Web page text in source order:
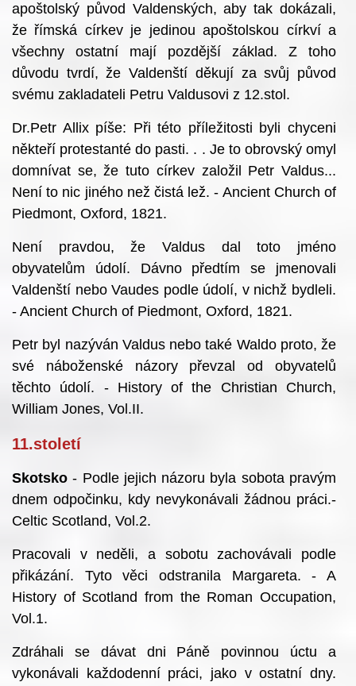
apoštolský původ Valdenských, aby tak dokázali,
že římská církev je jedinou apoštolskou církví a
všechny ostatní mají pozdější základ. Z toho
důvodu tvrdí, že Valdenští děkují za svůj původ
svému zakladateli Petru Valdusovi z 12.stol.
Dr.Petr Allix píše: Při této příležitosti byli chyceni
někteří protestanté do pasti. . . Je to obrovský omyl
domnívat se, že tuto církev založil Petr Valdus...
Není to nic jiného než čistá lež. - Ancient Church of
Piedmont, Oxford, 1821.
Není pravdou, že Valdus dal toto jméno
obyvatelům údolí. Dávno předtím se jmenovali
Valdenští nebo Vaudes podle údolí, v nichž bydleli.
- Ancient Church of Piedmont, Oxford, 1821.
Petr byl nazýván Valdus nebo také Waldo proto, že
své náboženské názory převzal od obyvatelů
těchto údolí. - History of the Christian Church,
William Jones, Vol.II.
11.století
Skotsko - Podle jejich názoru byla sobota pravým
dnem odpočinku, kdy nevykonávali žádnou práci.-
Celtic Scotland, Vol.2.
Pracovali v neděli, a sobotu zachovávali podle
přikázání. Tyto věci odstranila Margareta. - A
History of Scotland from the Roman Occupation,
Vol.1.
Zdráhali se dávat dni Páně povinnou úctu a
vykonávali každodenní práci, jako v ostatní dny.